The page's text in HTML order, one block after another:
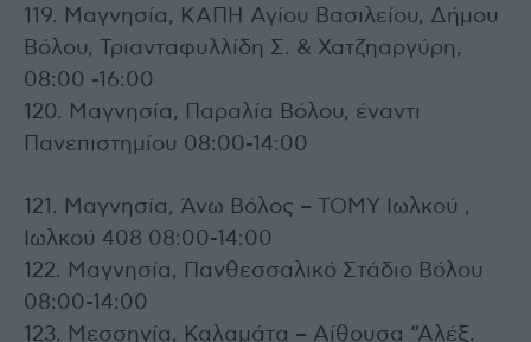
119. Μαγνησία, ΚΑΠΗ Αγίου Βασιλείου, Δήμου
Βόλου, Τριανταφυλλίδη Σ. & Χατζηαργύρη,
08:00 -16:00
120. Μαγνησία, Παραλία Βόλου, έναντι
Πανεπιστημίου 08:00-14:00
121. Μαγνησία, Άνω Βόλος – ΤΟΜΥ Ιωλκού ,
Ιωλκού 408 08:00-14:00
122. Μαγνησία, Πανθεσσαλικό Στάδιο Βόλου
08:00-14:00
123. Μεσσηνία, Καλαμάτα – Αίθουσα “Αλέξ.